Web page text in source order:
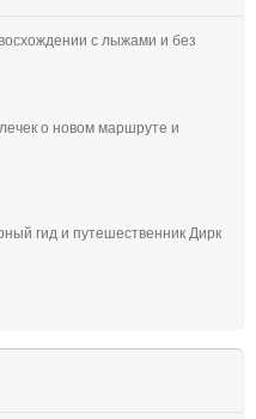
с лыжами и без
о новом маршруте и
гид и путешественник Дирк